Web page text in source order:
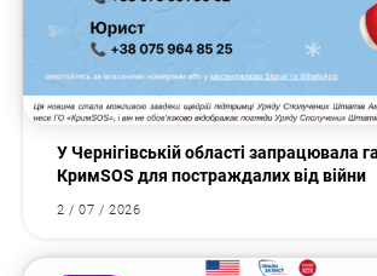
У Чернігівській області запрацювала
КримSOS для постраждалих від війни
2 / 07 / 2026